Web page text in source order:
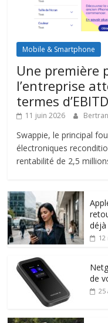
Mobile & Smartphone
Une première
l’entreprise
termes
11 juin 2026
Swappie, le principal
électroniques
rentabilité de 2,5
déjà
12
de
25